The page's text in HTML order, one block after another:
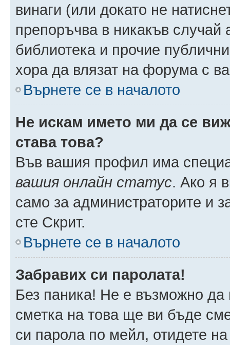
винаги (или докато не
препоръчва в никакъв случай
библиотека и прочие
хора да влязат на форума с
Върнете се в началото
Не искам името ми да се
става това?
Във вашия профил има
вашия онлайн статус. Ако я
само за администраторите и
сте Скрит.
Върнете се в началото
Забравих си паролата!
Без паника! Не е възможно да
сметка на това ще ви бъде
си парола по мейл, отидете